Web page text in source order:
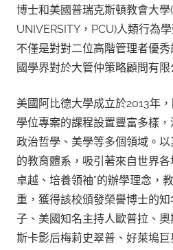
博士和美國普瑞克斯頓教會大學
UNIVERSITY，PCU)人類行為
不僅是對對二位高階管理者優
國學界對於大管仲策略顧問有
美國阿比德大學成立於2013年
學位專案的課程設置豐富多樣，
政治哲學、美學等多個領域。
的教育體系，吸引著來自世界
卓越、培養領袖”的辦學理念，
重，獲得該校頒發榮譽博士的
子、美國知名主持人歐普拉、
斯卡影后梅莉史翠普、好萊塢